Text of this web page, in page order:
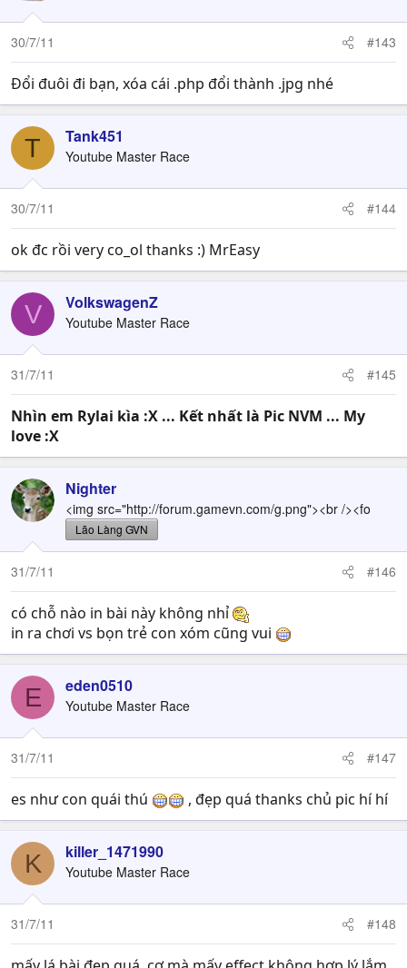
30/7/11 #143
Đổi đuôi đi bạn, xóa cái .php đổi thành .jpg nhé
T Tank451
Youtube Master Race
30/7/11 #144
ok đc rồi very co_ol thanks :) MrEasy
V VolkswagenZ
Youtube Master Race
31/7/11 #145
Nhìn em Rylai kìa :X ... Kết nhất là Pic NVM ... My
love :X
Nighter
<img src="http://forum.gamevn.com/g.png"><br /><fo
Lão Làng GVN
31/7/11 #146
có chỗ nào in bài này không nhỉ
in ra chơi vs bọn trẻ con xóm cũng vui
E eden0510
Youtube Master Race
31/7/11 #147
es như con quái thú , đẹp quá thanks chủ pic hí hí
K killer_1471990
Youtube Master Race
31/7/11 #148